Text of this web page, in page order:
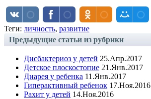
Теги: личность, развитие
Предыдущие статьи из рубрики
Дисбактериоз у детей 25.Апр.2017
Детское плоскостопие 21.Янв.2017
Диарея у ребенка 11.Янв.2017
Гиперактивный ребенок 17.Ноя.2016
Рахит у детей 14.Ноя.2016